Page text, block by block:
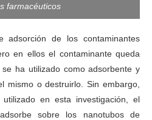
farmacéuticos
adsorción de los contaminantes
en ellos el contaminante queda
ha utilizado como adsorbente y
mismo o destruirlo. Sin embargo,
en esta investigación, el
sobre los nanotubos de